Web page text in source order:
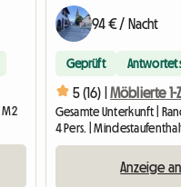
M2
94 € / Nacht
Geprüft Antwortet
5 (16) |
Gesamte Unterkunft |
4 Pers. |
Anzeige